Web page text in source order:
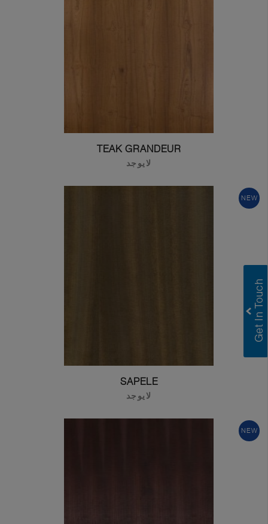
TEAK GRANDEUR
لايوجد
NEW
SAPELE
لايوجد
NEW
Greenlam Laminates
Greenlam Compact Laminates
Submit